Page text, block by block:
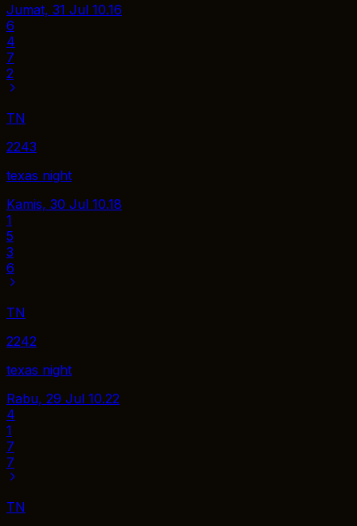
Jumat, 31 Jul 10.16
6
4
7
2
TN
2243
texas night
Kamis, 30 Jul 10.18
1
5
3
6
TN
2242
texas night
Rabu, 29 Jul 10.22
4
1
7
7
TN